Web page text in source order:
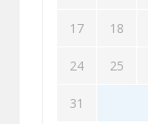
17 18
24 25
31